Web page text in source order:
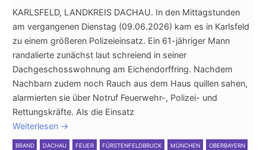
KARLSFELD, LANDKREIS DACHAU. In den Mittagstunden
am vergangenen Dienstag (09.06.2026) kam es in Karlsfeld
zu einem größeren Polizeieinsatz. Ein 61-jähriger Mann
randalierte zunächst laut schreiend in seiner
Dachgeschosswohnung am Eichendorffring. Nachdem
Nachbarn zudem noch Rauch aus dem Haus quillen sahen,
alarmierten sie über Notruf Feuerwehr-, Polizei- und
Rettungskräfte. Als die Einsatz
Weiterlesen →
BRAND DACHAU FEUER FÜRSTENFELDBRUCK MÜNCHEN OBERBAYERN